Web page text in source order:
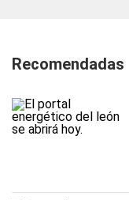
Recomendadas